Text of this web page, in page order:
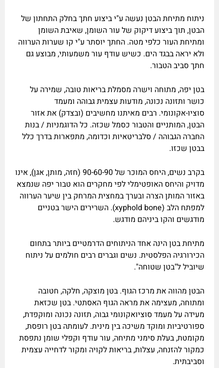
ניתוח מתיחת הבטן נעשה ע"י ביצוע חתך בחלק התחתון של
הבטן, תוך ביצוע דיקוק של עור השומן, שאיבת השומן
ומתיחת העור כלפי מטה. החתך יוסתר ע"י קו שערות הערווה
ולא יראה בבגד הים. כשיש עודף עור משמעותי, מבוצע גם
חתך סביב הטבור.
בטן יפה, מתוחה וישרה מסמלת בריאות טובה, שמירה על
כושר ותזונה נכונה, מודעות עצמית גבוהה ומעמד
סוציו-אקונומי. רבים מאיתנו מחשיבים (ובצדק) את אזור
הבטן, המותניים והטבור כסמל שכזה. כל הדוגמניות / בנות
החברה הגבוהה / סלבריטאיות וכדומה, מתפארות בדרך כלל
בבטן שכזו.
בקרב נשים, היחס המוכר של 90-60-90 (חזה, מותן, אגן), אינו
מדויק והיחס האופטימלי לפי מחקרים הוא טבור יפה שנמצא
באזור המותן הצרה ובערך במחצית המרחק בין שיער הערווה
למפתח הלב (xyphold bone). השרירים הישר בטניים
מודגשים והקו ביניהם מודגש.
מתיחת בטן הינה אחד הניתוחים הדרמטיים ביותר בתחום
הכירורגיה הפלסטית. נשים וגברים רבים חולמים על ניתוח
שיוביל ל"בטן שטוחה".
הבטן מהווה את מרכז הגוף. בטן מוצקה, חלקה, חטובה
ומתוחה, מעצימה את מראה הגוף האסתטי. בטן שכזאת
מעידה על מעמד סוציואקונומי גבוה, תזונה נכונה ומוקפדת,
ספורטיביות ומוקד משיכה בין מינית. לעומתה בטן רופסת,
מקומטת, בעלת סימני מתיחה, עור עודף וקפלי שומן נתפסת
כמקור להזנחה, עצלות, בריאות לקויה ומקור לדחייה עצמית
וסביבתית.